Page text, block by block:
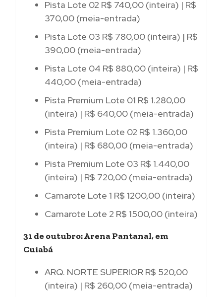
Pista Lote 02 R$ 740,00 (inteira) | R$
370,00 (meia-entrada)
Pista Lote 03 R$ 780,00 (inteira) | R$
390,00 (meia-entrada)
Pista Lote 04 R$ 880,00 (inteira) | R$
440,00 (meia-entrada)
Pista Premium Lote 01 R$ 1.280,00
(inteira) | R$ 640,00 (meia-entrada)
Pista Premium Lote 02 R$ 1.360,00
(inteira) | R$ 680,00 (meia-entrada)
Pista Premium Lote 03 R$ 1.440,00
(inteira) | R$ 720,00 (meia-entrada)
Camarote Lote 1 R$ 1200,00 (inteira)
Camarote Lote 2 R$ 1500,00 (inteira)
31 de outubro: Arena Pantanal, em
Cuiabá
ARQ. NORTE SUPERIOR R$ 520,00
(inteira) | R$ 260,00 (meia-entrada)